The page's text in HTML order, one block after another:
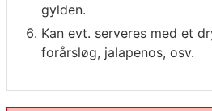
gylden.
Kan evt. serveres med et
forårsløg, jalapenos, osv.